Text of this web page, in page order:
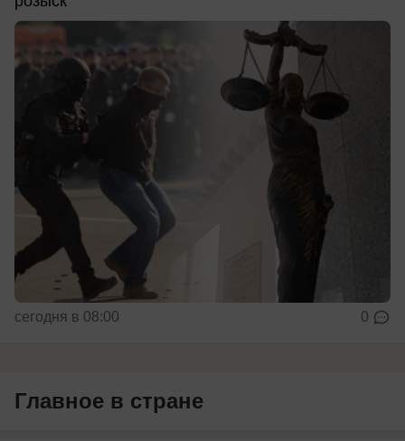
сегодня в 08:00 0
Главное в стране